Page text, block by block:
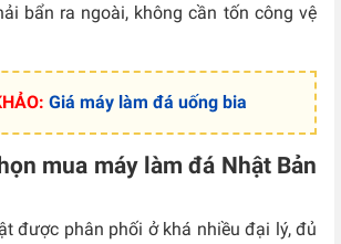
bẩn ra ngoài, không cần tốn công vệ
Giá máy làm đá uống bia
mua máy làm đá Nhật Bản
được phân phối ở khá nhiều đại lý, đủ